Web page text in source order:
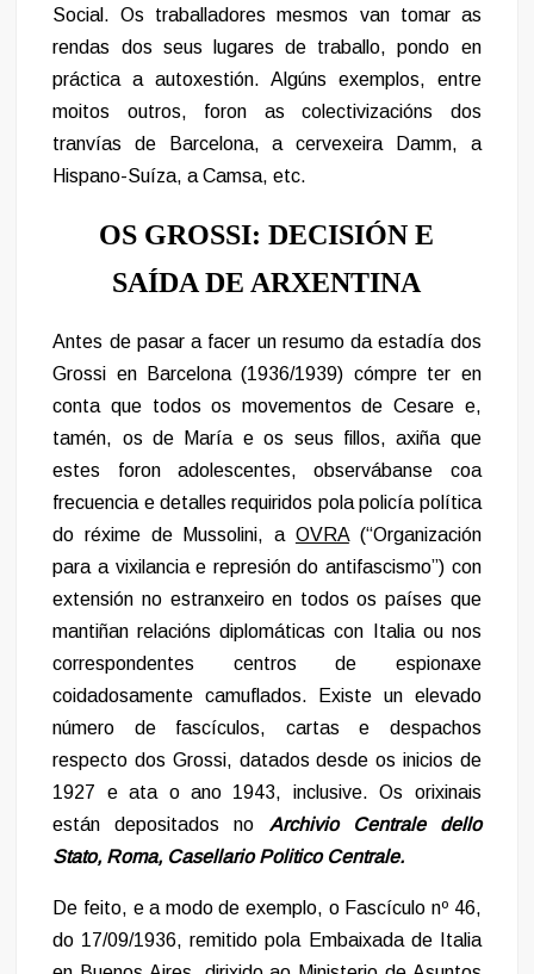
Social. Os traballadores mesmos van tomar as
rendas dos seus lugares de traballo, pondo en
práctica a autoxestión. Algúns exemplos, entre
moitos outros, foron as colectivizacións dos
tranvías de Barcelona, a cervexeira Damm, a
Hispano-Suíza, a Camsa, etc.
OS GROSSI: DECISIÓN E
SAÍDA DE ARXENTINA
Antes de pasar a facer un resumo da estadía dos
Grossi en Barcelona (1936/1939) cómpre ter en
conta que todos os movementos de Cesare e,
tamén, os de María e os seus fillos, axiña que
estes foron adolescentes, observábanse coa
frecuencia e detalles requiridos pola policía política
do réxime de Mussolini, a OVRA(“Organización
para a vixilancia e represión do antifascismo”) con
extensión no estranxeiro en todos os países que
mantiñan relacións diplomáticas con Italia ou nos
correspondentes centros de espionaxe
coidadosamente camuflados. Existe un elevado
número de fascículos, cartas e despachos
respecto dos Grossi, datados desde os inicios de
1927 e ata o ano 1943, inclusive. Os orixinais
están depositados no Archivio Centrale dello
Stato, Roma, Casellario Politico Centrale.
De feito, e a modo de exemplo, o Fascículo nº 46,
do 17/09/1936, remitido pola Embaixada de Italia